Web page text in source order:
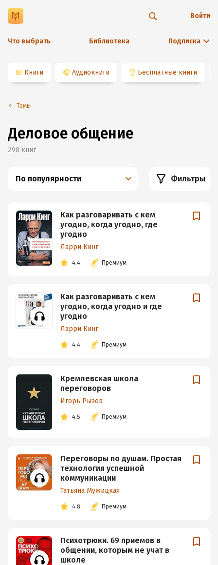
Что выбрать Библиотека Подписка
Войти
📖 Книги 🎧 Аудиокниги 👌 Бесплатные книги
Темы
Деловое общение
298 книг
По популярности Фильтры
Как разговаривать с кем
угодно, когда угодно, где
угодно
Ларри Кинг
4.4 Премиум
Как разговаривать с кем
угодно, когда угодно и где
угодно
Ларри Кинг
4.4 Премиум
Кремлевская школа
переговоров
Игорь Рызов
4.5 Премиум
Переговоры по душам. Простая
технология успешной
коммуникации
Татьяна Мужицкая
4.8 Премиум
Психотрюки. 69 приемов в
общении, которым не учат в
школе